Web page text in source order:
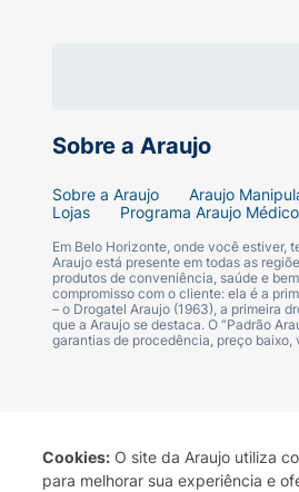
Cookies: O site da Araujo utiliza
para melhorar sua experiência e
solicitamos que
Como calçar:-
Sobre a Araujo
Sobre a Araujo Araujo
Lojas
Programa Araujo Médico
Em Belo Horizonte, onde você estiver,
Araujo está presente em todas as
produtos de conveniência, saúde e
compromisso com o cliente: ela é a
– o Drogatel Araujo (1963), a primeira
que a Araujo se destaca. O “Padrão
garantias de procedência, preço baixo,
Termo de Uso Portal da